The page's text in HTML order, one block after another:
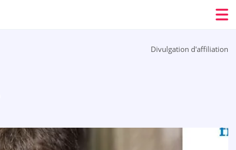
Divulgation d'affiliation